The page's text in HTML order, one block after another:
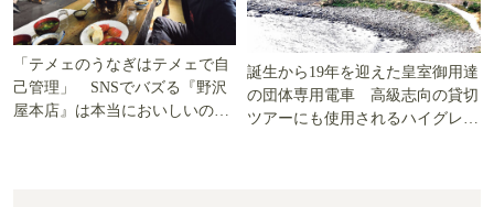
「テメェのうなぎはテメェで自
己管理」 SNSでバズる『野沢
屋本店』は本当においしいの
誕生から19年を迎えた皇室御用達
の団体専用電車 高級志向の貸切
ツアーにも使用されるハイグレー